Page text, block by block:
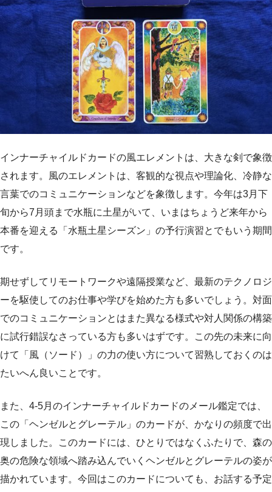
インナーチャイルドカードの風エレメントは、大きな剣で象徴
されます。風のエレメントは、客観的な視点や理論化、冷静な
言葉でのコミュニケーションなどを象徴します。今年は3月下
旬から7月頭まで水瓶に土星がいて、いまはちょうど来年から
本番を迎える「水瓶土星シーズン」の予行演習とでもいう期間
です。
期せずしてリモートワークや遠隔授業など、最新のテクノロジ
ーを駆使してのお仕事や学びを始めた方も多いでしょう。対面
でのコミュニケーションとはまた異なる様式や対人関係の構築
に試行錯誤なさっている方も多いはずです。この先の未来に向
けて「風（ソード）」の力の使い方について習熟しておくのは
たいへん良いことです。
また、4-5月のインナーチャイルドカードのメール鑑定では、
この「ヘンゼルとグレーテル」のカードが、かなりの頻度で出
現しました。このカードには、ひとりではなくふたりで、森の
奥の危険な領域へ踏み込んでいくヘンゼルとグレーテルの姿が
描かれています。今回はこのカードについても、お話する予定